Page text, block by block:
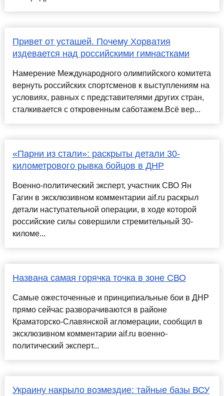
Привет от усташей. Почему Хорватия
издевается над российскими гимнастками
Намерение Международного олимпийского комитета
вернуть российских спортсменов к выступлениям на
условиях, равных с представителями других стран,
сталкивается с откровенным саботажем.Всё вер...
«Парни из стали»: раскрыты детали 30-
километрового рывка бойцов в ДНР
Военно-политический эксперт, участник СВО Ян
Гагин в эксклюзивном комментарии aif.ru раскрыл
детали наступательной операции, в ходе которой
российские силы совершили стремительный 30-
киломе...
Названа самая горячка точка в зоне СВО
Самые ожесточенные и принципиальные бои в ДНР
прямо сейчас разворачиваются в районе
Краматорско-Славянской агломерации, сообщил в
эксклюзивном комментарии aif.ru военно-
политический эксперт...
Украину накрыло возмездие: тайные базы ВСУ